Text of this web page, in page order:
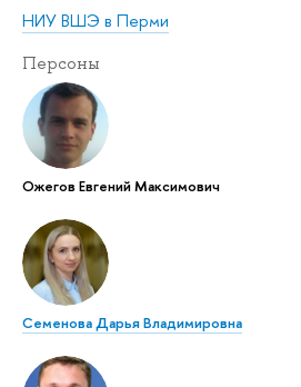
НИУ ВШЭ в Перми
Персоны
Ожегов Евгений Максимович
Семенова Дарья Владимировна